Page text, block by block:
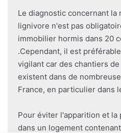
Le diagnostic concernant la
lignivore n'est pas
immobilier hormis dans 20
.Cependant, il est
vigilant car des chantiers
existent dans de
France, en particulier dans
Pour éviter l'apparition et
dans un logement